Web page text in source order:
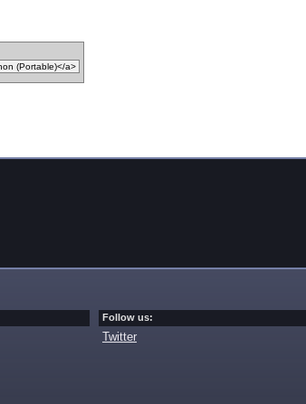
Follow us:
Twitter